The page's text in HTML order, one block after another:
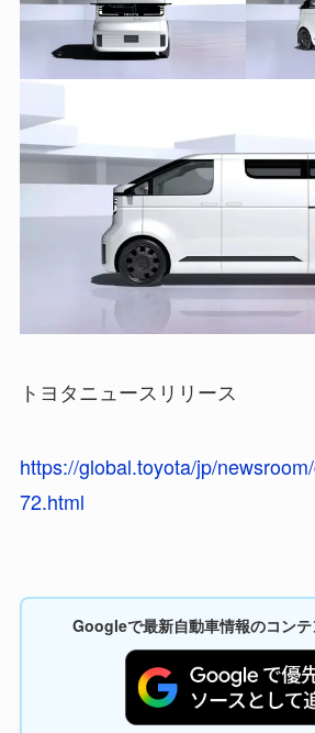
トヨタニュースリリース
https://global.toyota/jp/
72.html
Googleで最新自動車情報のコン